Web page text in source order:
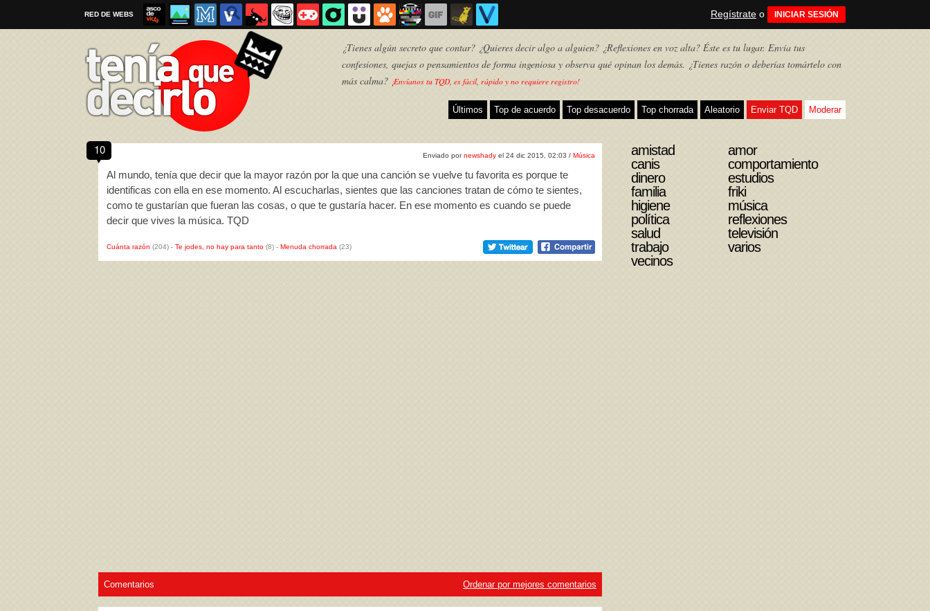
RED DE WEBS Regístrate o INICIAR SESIÓN
¿Tienes algún secreto que contar? ¿Quieres decir algo a alguien? ¿Reflexiones en voz alta? Éste es tu lugar. Envía tus
confesiones, quejas o pensamientos de forma ingeniosa y observa qué opinan los demás. ¿Tienes razón o deberías tomártelo con
más calma? ¡Envíanos tu TQD, es fácil, rápido y no requiere registro!
Últimos Top de acuerdo Top desacuerdo Top chorrada Aleatorio Enviar TQD Moderar
TQD
10 Enviado pornewshady el 24 dic 2015, 02:03 / Música
Al mundo, tenía que decir que la mayor razón por la que una canción se vuelve tu favorita es porque te
identificas con ella en ese momento. Al escucharlas, sientes que las canciones tratan de cómo te sientes,
como te gustarían que fueran las cosas, o que te gustaría hacer. En ese momento es cuando se puede
decir que vives la música. TQD
Cuánta razón (204) - Te jodes, no hay para tanto (8) - Menuda chorrada (23)
Comentarios Ordenar por mejores comentarios
amistad
amor
canis
comportamiento
dinero
estudios
familia
friki
higiene
música
política
reflexiones
salud
televisión
trabajo
varios
vecinos